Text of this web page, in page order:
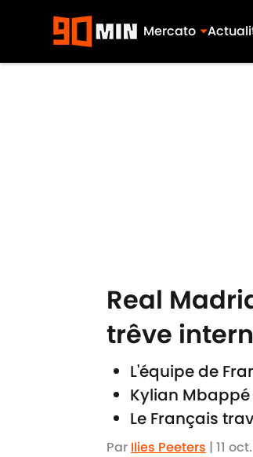
Mercato
Real
trêve
L'équipe de
Kylian
Le Français
Par Ilies Peeters | 11